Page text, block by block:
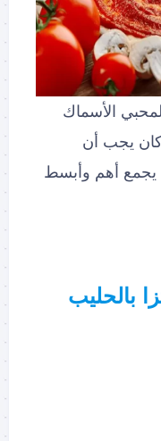
الأسماك
كان يجب أن
يجمع أهم وأبسط
بالحليب